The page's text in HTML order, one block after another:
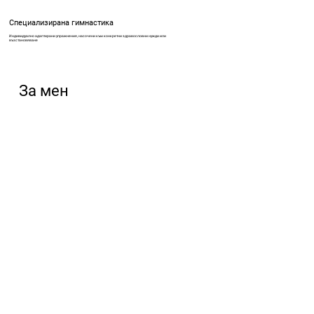
Специализирана гимнастика
Индивидуално адаптирани упражнения, насочени към конкретни здравословни нужди или
възстановяване
За мен